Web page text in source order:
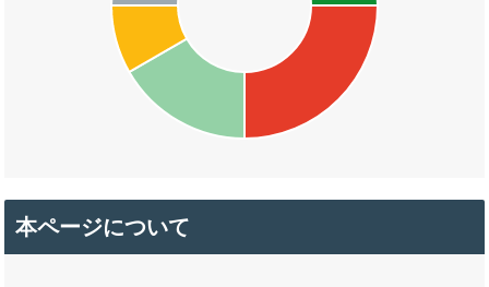
本ページについて